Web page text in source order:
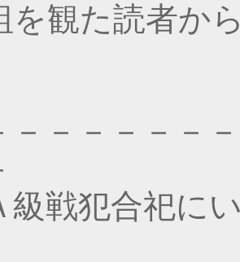
を観た読者か
－－－－－－
級戦犯合祀に